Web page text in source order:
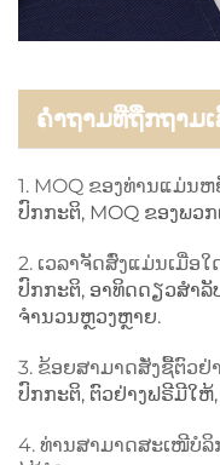
ຄຳຖາມທີ່ຖືກຖາມ
1. MOQ ຂອງທ່ານແມ່ນຫ
ປົກກະຕິ, MOQ ຂອງພວ
2. ເວລາຈັດສົ່ງແມ່ນເມື່ອໃ
ປົກກະຕິ, ອາທິດດຽວສຳລັ
ຈຳນວນຫຼວງຫຼາຍ.
3. ຂ້ອຍສາມາດສັ່ງຊື້ຕົວຢ່
ປົກກະຕິ, ຕົວຢ່າງຟຣີມີໃຫ້
4. ທ່ານສາມາດສະເໜີບໍລິ